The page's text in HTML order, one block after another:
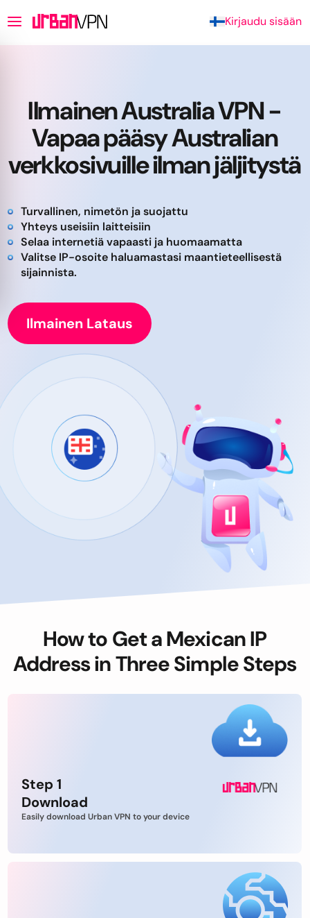
Kirjaudu sisään
Ilmainen Australia VPN -
Vapaa pääsy Australian
verkkosivuille ilman jäljitystä
Turvallinen, nimetön ja suojattu
Yhteys useisiin laitteisiin
Selaa internetiä vapaasti ja huomaamatta
Valitse IP-osoite haluamastasi maantieteellisestä
sijainnista.
Ilmainen Lataus
How to Get a Mexican IP
Address in Three Simple Steps
Step 1
Download
Easily download Urban VPN to your device